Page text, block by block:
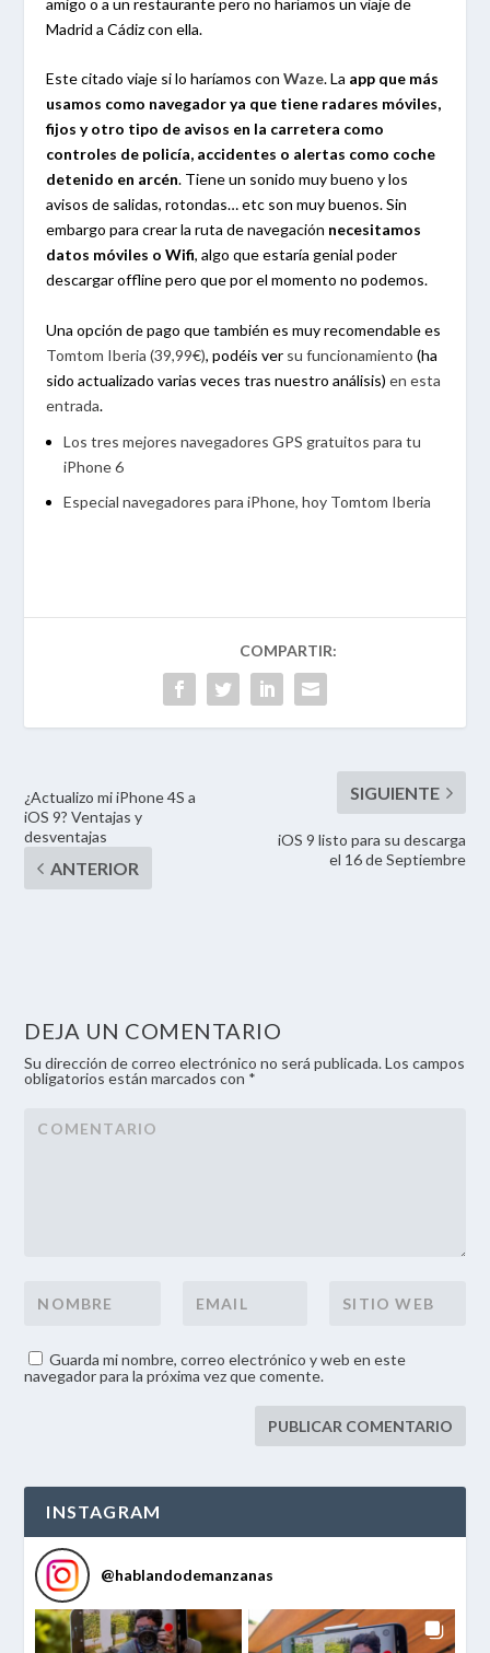
amigo o a un restaurante pero no haríamos un viaje de
Madrid a Cádiz con ella.
Este citado viaje si lo haríamos conWaze. La app que más
usamos como navegador ya que tiene radares móviles,
fijos y otro tipo de avisos en la carretera como
controles de policía, accidentes o alertas como coche
detenido en arcén. Tiene un sonido muy bueno y los
avisos de salidas, rotondas… etc son muy buenos. Sin
embargo para crear la ruta de navegación necesitamos
datos móviles o Wifi, algo que estaría genial poder
descargar offline pero que por el momento no podemos.
Una opción de pago que también es muy recomendable es
Tomtom Iberia (39,99€), podéis ver su funcionamiento (ha
sido actualizado varias veces tras nuestro análisis)en esta
entrada.
Los tres mejores navegadores GPS gratuitos para tu
iPhone 6
Especial navegadores para iPhone, hoy Tomtom Iberia
¿Actualizo mi iPhone 4S a
iOS 9? Ventajas y
desventajas
iOS 9 listo para su descarga
el 16 de Septiembre
DEJA UN COMENTARIO
Su dirección de correo electrónico no será publicada. Los campos
obligatorios están marcados con *
Guarda mi nombre, correo electrónico y web en este
navegador para la próxima vez que comente.
INSTAGRAM
@hablandodemanzanas